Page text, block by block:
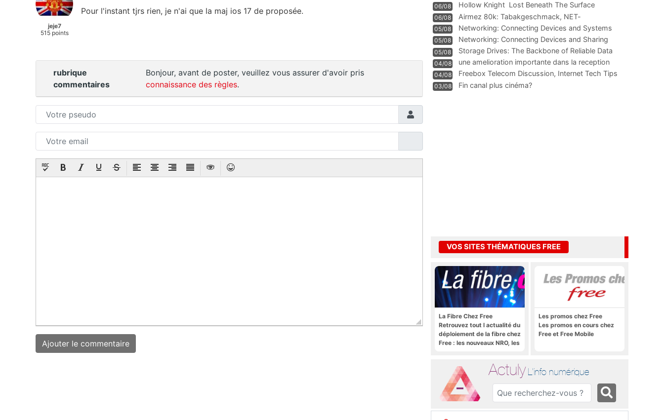
jeje7
515 points
Pour l'instant tjrs rien, je n'ai que la maj ios 17 de proposée.
rubrique
commentaires
Bonjour, avant de poster, veuillez vous assurer d'avoir pris
connaissance des règles.
06/08 Hollow Knight  Lost Beneath The Surface
06/08
Airmez 80k: Tabakgeschmack, NET-
Technologie und Leistung im
05/08 Networking: Connecting Devices and Systems
05/08
Networking: Connecting Devices and Sharing
Information
05/08
Storage Drives: The Backbone of Reliable Data
Management
04/08
une amelioration importante dans la reception
WIFI
04/08
Freebox Telecom Discussion, Internet Tech Tips
Communi
03/08 Fin canal plus cinéma?
VOS SITES THÉMATIQUES FREE
La Fibre Chez Free
Retrouvez tout l actualité du
déploiement de la fibre chez
Free : les nouveaux NRO, les
Les promos chez Free
Les promos en cours chez
Free et Free Mobile
Actuly L'info numérique